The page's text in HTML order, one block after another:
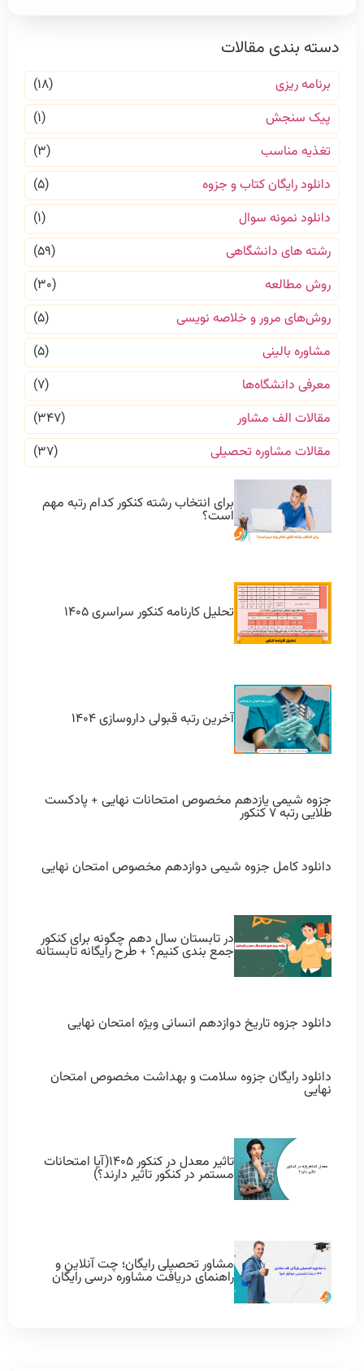
دسته بندی مقالات
برنامه ریزی
(۱۸)
پیک سنجش
(۱)
تغذیه مناسب
(۳)
دانلود رایگان کتاب و جزوه
(۵)
دانلود نمونه سوال
(۱)
رشته های دانشگاهی
(۵۹)
روش مطالعه
(۳۰)
روش‌های مرور و خلاصه نویسی
(۵)
مشاوره بالینی
(۵)
معرفی دانشگاه‌ها
(۷)
مقالات الف مشاور
(۳۴۷)
مقالات مشاوره تحصیلی
(۳۷)
برای انتخاب رشته کنکور کدام رتبه مهم
است؟
تحلیل کارنامه کنکور سراسری ۱۴۰۵
آخرین رتبه قبولی داروسازی ۱۴۰۴
جزوه شیمی یازدهم مخصوص امتحانات نهایی + پادکست
طلایی رتبه ۷ کنکور
دانلود کامل جزوه شیمی دوازدهم مخصوص امتحان نهایی
در تابستان سال دهم چگونه برای کنکور
جمع بندی کنیم؟ + طرح رایگانه تابستانه
دانلود جزوه تاریخ دوازدهم انسانی ویژه امتحان نهایی
دانلود رایگان جزوه سلامت و بهداشت مخصوص امتحان
نهایی
تاثیر معدل در کنکور ۱۴۰۵(آیا امتحانات
مستمر در کنکور تاثیر دارند؟)
مشاور تحصیلی رایگان؛ چت آنلاین و
راهنمای دریافت مشاوره درسی رایگان